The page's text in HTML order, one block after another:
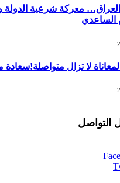
معركة شرعية الدولة
لا تزال